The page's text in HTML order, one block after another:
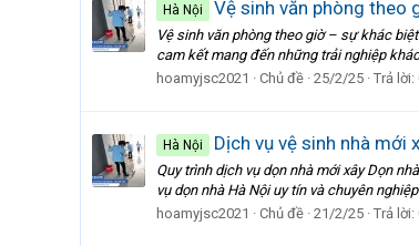
Hà Nội Vệ sinh văn phòng theo
Vệ sinh văn phòng theo giờ – sự khác
cam kết mang đến những trải nghiệp
hoamyjsc2021
Chủ đề 25/2/25 Trả lời:
Hà Nội Dịch vụ vệ sinh nhà mới
Quy trình dịch vụ dọn nhà mới xây Dọn
vụ dọn nhà Hà Nội uy tín và chuyên
hoamyjsc2021
Chủ đề 21/2/25 Trả lời: